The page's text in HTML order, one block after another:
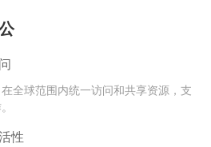
全球范围内统一访问和共享资源，支
性